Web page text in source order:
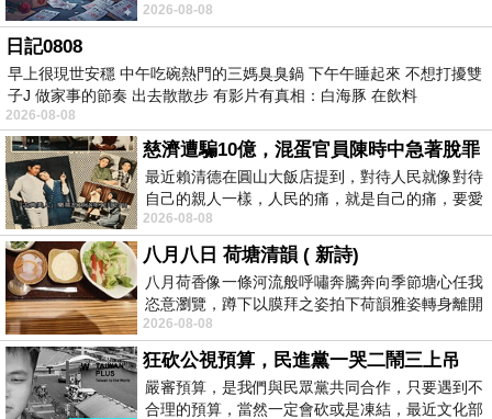
心演戲。拍攝期間，經常工作超過12個鐘
2026-08-08
日記0808
早上很現世安穩 中午吃碗熱門的三媽臭臭鍋 下午午睡起來 不想打擾雙
子J 做家事的節奏 出去散散步 有影片有真相：白海豚 在飲料
2026-08-08
慈濟遭騙10億，混蛋官員陳時中急著脫罪
最近賴清德在圓山大飯店提到，對待人民就像對待
自己的親人一樣，人民的痛，就是自己的痛，要愛
民如親，說的這麼好聽，實際上根本沒做
2026-08-08
八月八日 荷塘清韻 ( 新詩)
八月荷香像一條河流般呼嘯奔騰奔向季節塘心任我
恣意瀏覽，蹲下以膜拜之姿拍下荷韻雅姿轉身離開
時我把美麗的遐想掛在亭亭葉柄上盼望
2026-08-08
狂砍公視預算，民進黨一哭二鬧三上吊
嚴審預算，是我們與民眾黨共同合作，只要遇到不
合理的預算，當然一定會砍或是凍結，最近文化部